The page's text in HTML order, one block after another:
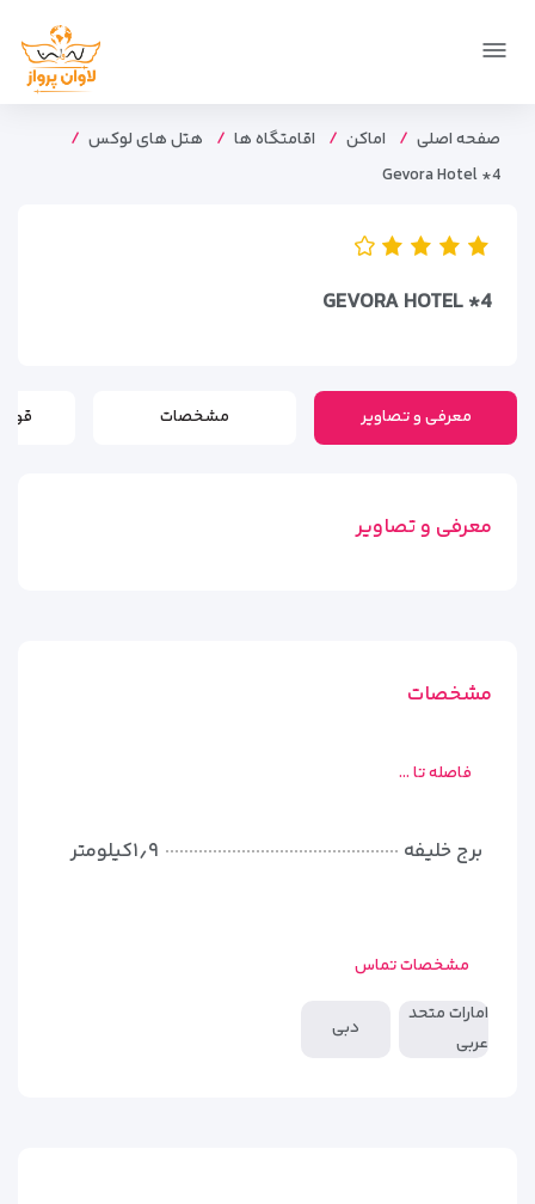
صفحه اصلی اماکن اقامتگاه ها
هتل های لوکس
Gevora Hotel *4
GEVORA HOTEL *4
معرفی و تصاویر مشخصات
معرفی و تصاویر
مشخصات
فاصله تا ...
برج خلیفه ۱٫۹کیلومتر
مشخصات تماس
امارات متحد
عربی
دبی